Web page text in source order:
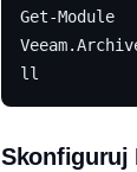
Get-Module
ll
Skonfiguruj